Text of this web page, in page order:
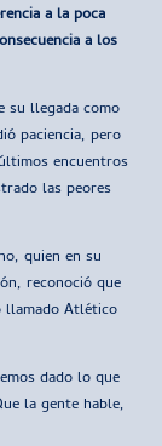
a la poca
a los
su llegada como
paciencia, pero
encuentros
las peores
quien en su
reconoció que
llamado Atlético
dado lo que
la gente hable,